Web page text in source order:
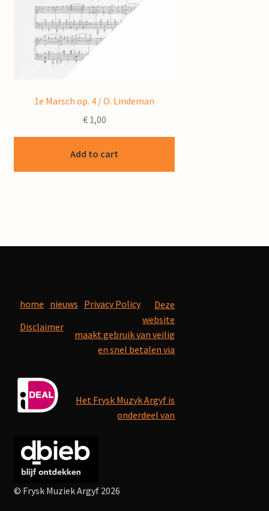
1e Marsch op. 4 / O. Lindeman
€1,00
Add to cart
home nieuws Privacy Policy
Disclaimer
Deze
website
maakt gebruik van veilig
en snel betalen via
Het Frysk Muzyk Argyf is
onderdeel van
© Frysk Muziek Argyf 2026